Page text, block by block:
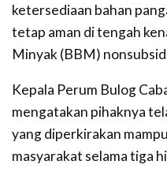
ketersediaan bahan
tetap aman di tengah
Minyak (BBM)
Kepala Perum Bulog
mengatakan pihaknya
yang diperkirakan
masyarakat selama tiga